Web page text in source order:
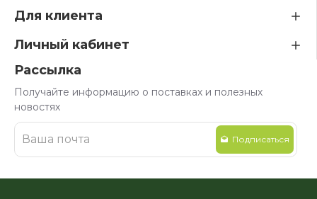
Для клиента
Личный кабинет
Рассылка
Получайте информацию о поставках и полезных
новостях
Подписаться